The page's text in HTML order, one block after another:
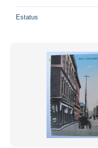
Estatus